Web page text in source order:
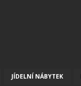
JÍDELNÍ NÁBYTEK